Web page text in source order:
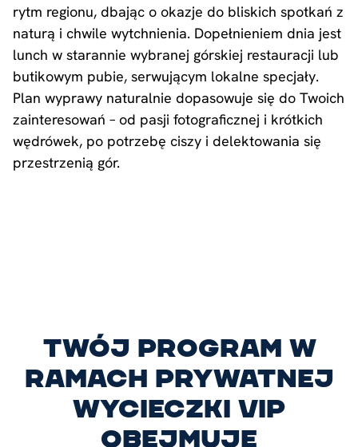
rytm regionu, dbając o okazje do bliskich spotkań z
naturą i chwile wytchnienia. Dopełnieniem dnia jest
lunch w starannie wybranej górskiej restauracji lub
butikowym pubie, serwującym lokalne specjały.
Plan wyprawy naturalnie dopasowuje się do Twoich
zainteresowań – od pasji fotograficznej i krótkich
wędrówek, po potrzebę ciszy i delektowania się
przestrzenią gór.
Twój program w
ramach prywatnej
wycieczki VIP
obejmuje